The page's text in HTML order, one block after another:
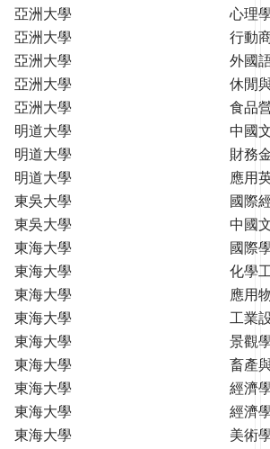
亞洲大學
心理
亞洲大學
行動
亞洲大學
外國
亞洲大學
休閒
亞洲大學
食品
明道大學
中國
明道大學
財務
明道大學
應用
東吳大學
國際
東吳大學
中國
東海大學
國際
東海大學
化學
東海大學
應用
東海大學
工業
東海大學
景觀
東海大學
畜產
東海大學
經濟
東海大學
經濟
東海大學
美術